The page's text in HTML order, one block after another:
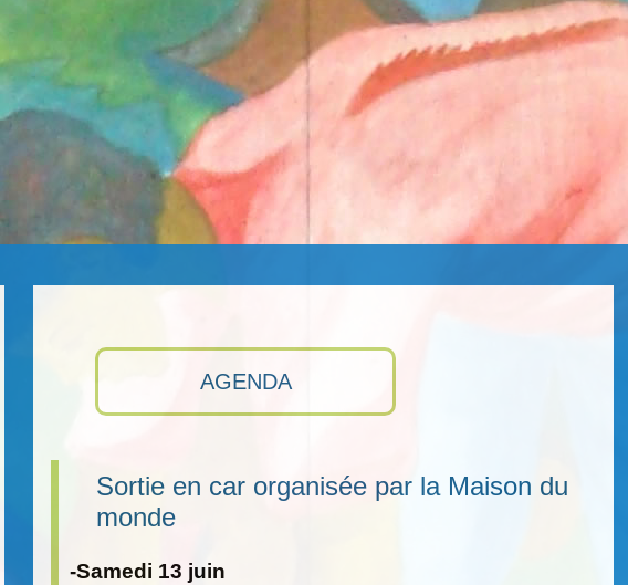
AGENDA
Sortie en car organisée par la Maison du
monde
-Samedi 13 juin